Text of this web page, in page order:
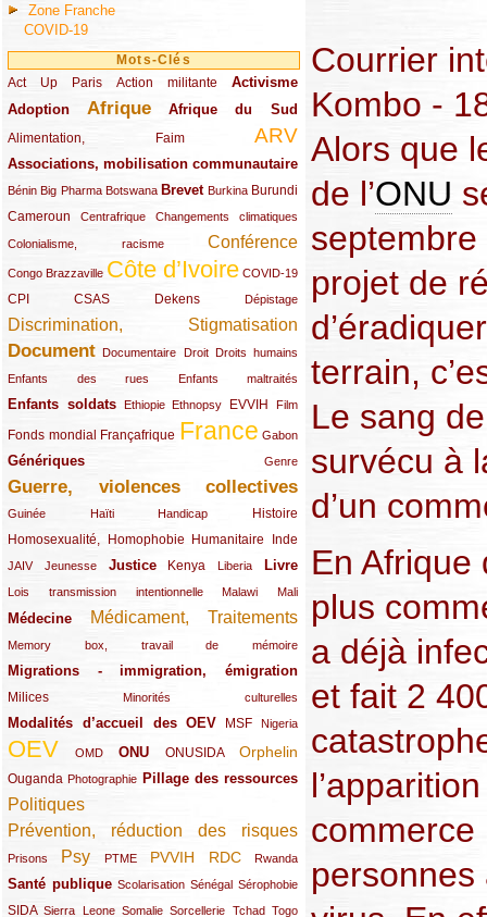
Zone Franche
COVID-19
Mots-Clés
Act Up Paris
(49/289) Action militante
(32/289) Activisme
(73/289)
Adoption
(82/289) Afrique
(161/289) Afrique du Sud
(73/289)
Alimentation, Faim
(48/289) ARV
(203/289)
Associations, mobilisation communautaire
(65/289)
Bénin
(13/289)Big Pharma
(16/289) Botswana
(9/289) Brevet
(83/289) Burkina
(18/289) Burundi
(30/289)
Cameroun
(47/289) Centrafrique
(23/289) Changements climatiques
(10/289)
Colonialisme, racisme
(19/289) Conférence
(118/289)
Congo Brazzaville
(24/289) Côte d’Ivoire
(263/289) COVID-19
(13/289)
CPI
(48/289) CSAS
(32/289) Dekens
(29/289) Dépistage
(19/289)
Discrimination, Stigmatisation
(131/289)
Document
(145/289) Documentaire
(9/289) Droit
(20/289) Droits humains
(22/289)
Enfants des rues
(21/289) Enfants maltraités
(10/289)
Enfants soldats
(68/289) Ethiopie
(12/289) Ethnopsy
(15/289) EVVIH
(55/289) Film
(22/289)
Fonds mondial
(48/289) Françafrique
(39/289) France
(289/289) Gabon
(12/289)
Génériques
(59/289) Genre
(22/289)
Guerre, violences collectives
(149/289)
Guinée
(12/289) Haïti
(15/289) Handicap
(10/289) Histoire
(49/289)
Homosexualité, Homophobie
(44/289) Humanitaire
(47/289) Inde
(34/289)
JAIV
(10/289)Jeunesse
(21/289) Justice
(65/289) Kenya
(35/289) Liberia
(25/289) Livre
(62/289)
Lois transmission intentionnelle
(24/289) Malawi
(11/289) Mali
(21/289)
Médecine
(62/289) Médicament, Traitements
(142/289)
Memory box, travail de mémoire
(11/289)
Migrations - immigration, émigration
(67/289)
Milices
(34/289) Minorités culturelles
(15/289)
Modalités d’accueil des OEV
(58/289) MSF
(54/289) Nigeria
(27/289)
OEV
(269/289) OMD
(26/289) ONU
(58/289) ONUSIDA
(44/289) Orphelin
(112/289)
Ouganda
(29/289) Photographie
(27/289) Pillage des ressources
(77/289)
Politiques
(120/289)
Prévention, réduction des risques
(131/289)
Prisons
(22/289) Psy
(119/289) PTME
(12/289) PVVIH
(111/289) RDC
(104/289) Rwanda
(23/289)
Santé publique
(59/289) Scolarisation
(9/289) Sénégal
(13/289) Sérophobie
(19/289)
SIDA
(29/289)Sierra Leone
(13/289) Somalie
(12/289) Sorcellerie
(19/289) Tchad
(10/289) Togo
(15/289)
Courrier
Kombo -
Alors que
de l’ONU
projet de
terrain,
Le sang
survécu à
d’un
En Afrique
plus
a déjà
et fait 2
commerce